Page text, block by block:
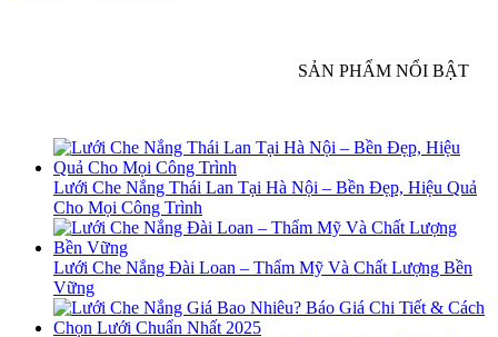
SẢN PHẨM NỔI BẬT
Lưới Che Nắng Thái Lan Tại Hà Nội – Bền Đẹp, Hiệu Quả
Cho Mọi Công Trình
Lưới Che Nắng Đài Loan – Thẩm Mỹ Và Chất Lượng Bền
Vững